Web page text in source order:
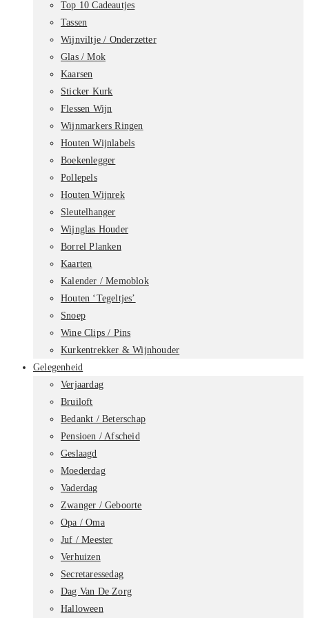
Top 10 Cadeautjes
Tassen
Wijnviltje / Onderzetter
Glas / Mok
Kaarsen
Sticker Kurk
Flessen Wijn
Wijnmarkers Ringen
Houten Wijnlabels
Boekenlegger
Pollepels
Houten Wijnrek
Sleutelhanger
Wijnglas Houder
Borrel Planken
Kaarten
Kalender / Memoblok
Houten ‘Tegeltjes’
Snoep
Wine Clips / Pins
Kurkentrekker & Wijnhouder
Gelegenheid
Verjaardag
Bruiloft
Bedankt / Beterschap
Pensioen / Afscheid
Geslaagd
Moederdag
Vaderdag
Zwanger / Geboorte
Opa / Oma
Juf / Meester
Verhuizen
Secretaressedag
Dag Van De Zorg
Halloween